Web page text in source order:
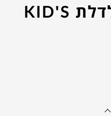
קיוסק לדלת KID'S